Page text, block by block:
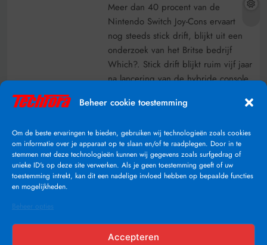
Beheer cookie toestemming
Om de beste ervaringen te bieden, gebruiken wij technologieën zoals cookies
om informatie over je apparaat op te slaan en/of te raadplegen. Door in te
stemmen met deze technologieën kunnen wij gegevens zoals surfgedrag of
unieke ID's op deze site verwerken. Als je geen toestemming geeft of uw
toestemming intrekt, kan dit een nadelige invloed hebben op bepaalde functies
en mogelijkheden.
Beheer opties
Accepteren
Meer dan 40 procent van de
Nintendo Switch Joy-Cons ervaart
nog steeds stick drift, blijkt uit een
onderzoek van het Britse bedrijf
Which?. Stick drift blijkt ruim vijf jaar
na lancering van de hybride console
zijn. Stick Drift is een probleem
enige aanleiding, erg…
Lees Verder